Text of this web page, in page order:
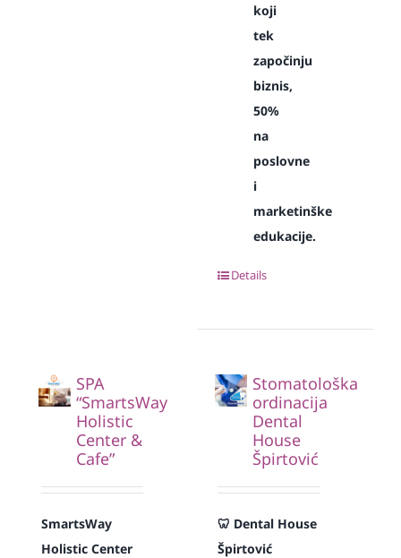
koji
tek
započinju
biznis,
50%
na
poslovne
i
marketinške
edukacije.
Details
SPA
“SmartsWay
Holistic
Center &
Cafe”
SmartsWay
Holistic Center
Stomatološka
ordinacija
Dental
House
Špirtović
🦷 Dental House
Špirtović